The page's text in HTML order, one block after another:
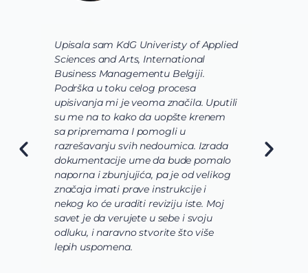
Upisala sam KdG Univeristy of Applied
Sciences and Arts, International
Business Managementu Belgiji.
Podrška u toku celog procesa
upisivanja mi je veoma značila. Uputili
su me na to kako da uopšte krenem
sa pripremama I pomogli u
razrešavanju svih nedoumica. Izrada
dokumentacije ume da bude pomalo
naporna i zbunjujića, pa je od velikog
značaja imati prave instrukcije i
nekog ko će uraditi reviziju iste. Moj
savet je da verujete u sebe i svoju
odluku, i naravno stvorite što više
lepih uspomena.